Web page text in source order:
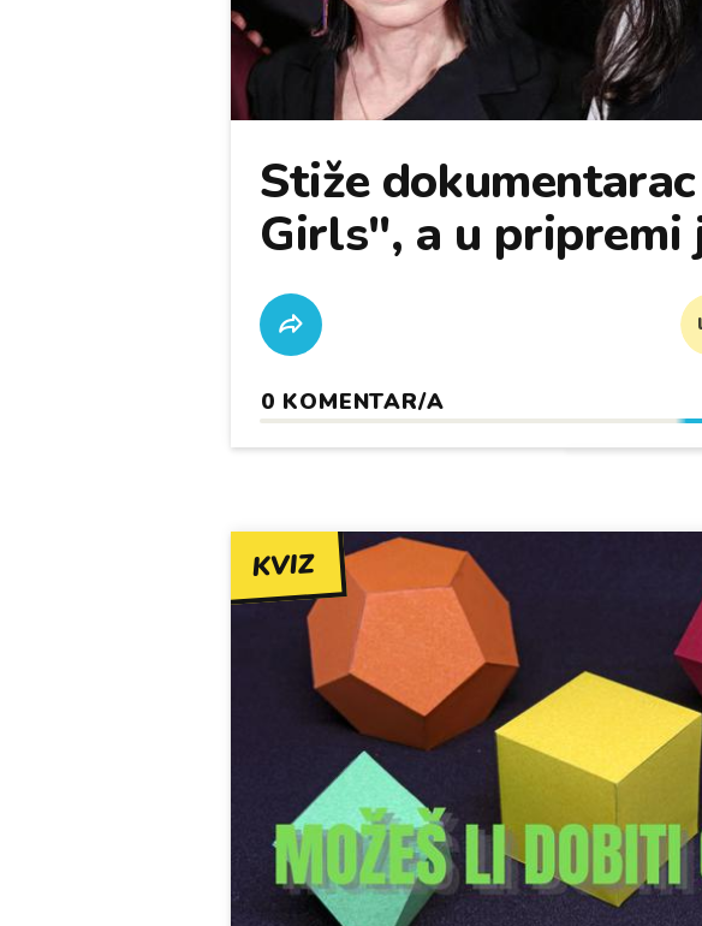
Stiže
Girls", a u pripremi
0 KOMENTAR/A
KVIZ